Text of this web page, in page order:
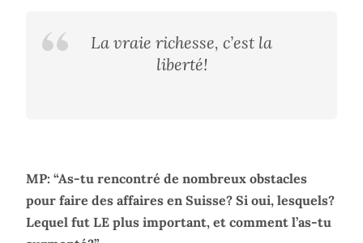
La vraie richesse, c’est la
liberté!
MP: “As-tu rencontré de nombreux obstacles
pour faire des affaires en Suisse? Si oui, lesquels?
Lequel fut LE plus important, et comment l’as-tu